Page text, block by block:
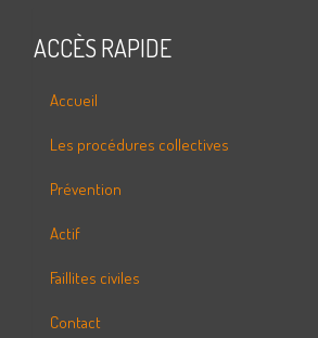
ACCÈS RAPIDE
Accueil
Les procédures collectives
Prévention
Actif
Faillites civiles
Contact